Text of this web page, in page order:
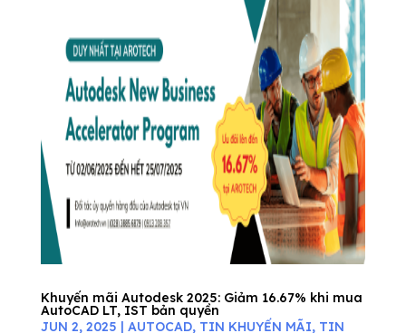
Khuyến mãi Autodesk 2025: Giảm 16.67% khi mua
AutoCAD LT, IST bản quyền
JUN 2, 2025 | AUTOCAD, TIN KHUYẾN MÃI, TIN